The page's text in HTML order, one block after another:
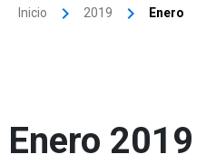
Inicio 2019 Enero
Enero 2019